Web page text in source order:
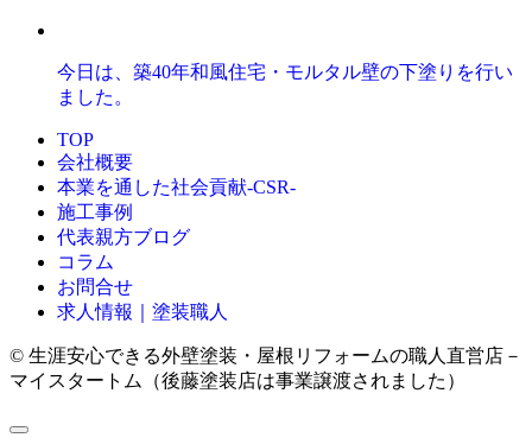
今日は、築40年和風住宅・モルタル壁の下塗りを行い
ました。
TOP
会社概要
本業を通した社会貢献-CSR-
施工事例
代表親方ブログ
コラム
お問合せ
求人情報｜塗装職人
© 生涯安心できる外壁塗装・屋根リフォームの職人直営店－
マイスタートム（後藤塗装店は事業譲渡されました）